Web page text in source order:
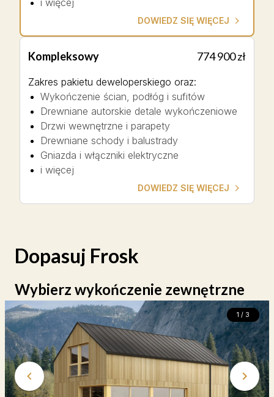
i więcej
DOWIEDZ SIĘ WIĘCEJ
Kompleksowy 774 900 zł
Zakres pakietu deweloperskiego oraz:
Wykończenie ścian, podłóg i sufitów
Drewniane autorskie detale wykończeniowe
Drzwi wewnętrzne i parapety
Drewniane schody i balustrady
Gniazda i włączniki elektryczne
i więcej
DOWIEDZ SIĘ WIĘCEJ
Dopasuj Frosk
Wybierz wykończenie zewnętrzne
1 / 3